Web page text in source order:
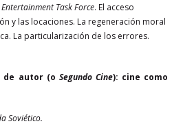
Task Force. El acceso
y las locaciones. La regeneración moral
La particularización de los errores.
de autor (o Segundo Cine): cine como
Soviético.